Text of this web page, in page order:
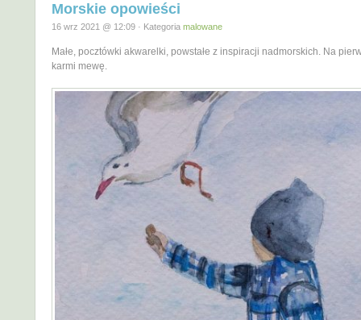
Morskie opowieści
16 wrz 2021 @ 12:09 · Kategoria malowane
Małe, pocztówki akwarelki, powstałe z inspiracji nadmorskich. Na
karmi mewę.